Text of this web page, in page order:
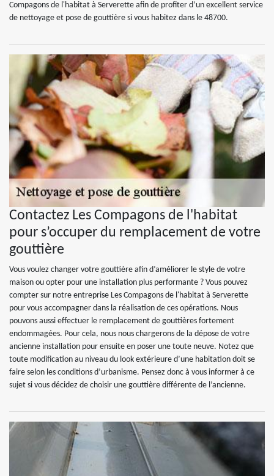
Compagons de l'habitat à Serverette afin de profiter d’un excellent service
de nettoyage et pose de gouttière si vous habitez dans le 48700.
Contactez Les Compagons de l'habitat
pour s’occuper du remplacement de votre
gouttière
Vous voulez changer votre gouttière afin d’améliorer le style de votre
maison ou opter pour une installation plus performante ? Vous pouvez
compter sur notre entreprise Les Compagons de l'habitat à Serverette
pour vous accompagner dans la réalisation de ces opérations. Nous
pouvons aussi effectuer le remplacement de gouttières fortement
endommagées. Pour cela, nous nous chargerons de la dépose de votre
ancienne installation pour ensuite en poser une toute neuve. Notez que
toute modification au niveau du look extérieure d’une habitation doit se
faire selon les conditions d’urbanisme. Pensez donc à vous informer à ce
sujet si vous décidez de choisir une gouttière différente de l’ancienne.